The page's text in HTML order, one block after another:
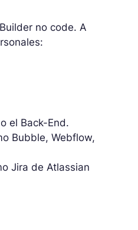
no code. A
el Back-End.
Bubble, Webflow,
Jira de Atlassian